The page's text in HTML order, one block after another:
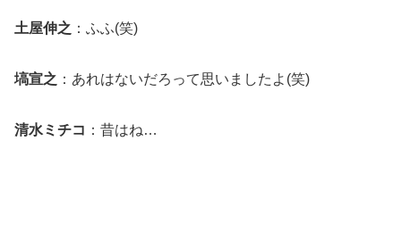
土屋伸之 ：ふふ(笑)
塙宣之 ：あれはないだろって思いましたよ(笑)
清水ミチコ ：昔はね…